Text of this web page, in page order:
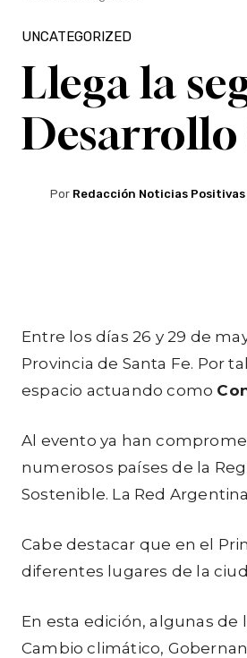
UNCATEGORIZED
Llega la
Desarrollo
Por Redacción Noticias Positivas
Entre los días 26 y 29 de
Provincia de Santa Fe. Por
espacio actuando como
Al evento ya han
numerosos países de la
Sostenible. La Red
Cabe destacar que en el
diferentes lugares de la
En esta edición, algunas de
Cambio climático,